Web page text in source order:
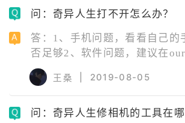
问：奇异人生打不开怎么办？
答：1、手机问题，看看自己的
否足够2、软件问题，建议在
一个，一般都没什么毛病
王桑 2019-08-05
问：奇异人生修相机的工具在哪